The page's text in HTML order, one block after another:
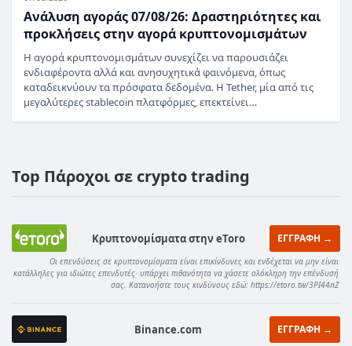
Ανάλυση αγοράς 07/08/26: Δραστηριότητες και
προκλήσεις στην αγορά κρυπτονομισμάτων
Η αγορά κρυπτονομισμάτων συνεχίζει να παρουσιάζει
ενδιαφέροντα αλλά και ανησυχητικά φαινόμενα, όπως
καταδεικνύουν τα πρόσφατα δεδομένα. Η Tether, μία από τις
μεγαλύτερες stablecoin πλατφόρμες, επεκτείνει…
Top Πάροχοι σε crypto trading
Κρυπτονομίσματα στην eToro ΕΓΓΡΑΦΗ →
Οι επενδύσεις σε κρυπτονομίσματα είναι επικίνδυνες και ενδέχεται να μην είναι
κατάλληλες για ιδιώτες επενδυτές· υπάρχει πιθανότητα να χάσετε ολόκληρη την επένδυσή
σας. Κατανοήστε τους κινδύνους εδώ: https://etoro.tw/3PI44nZ
Binance.com ΕΓΓΡΑΦΗ →